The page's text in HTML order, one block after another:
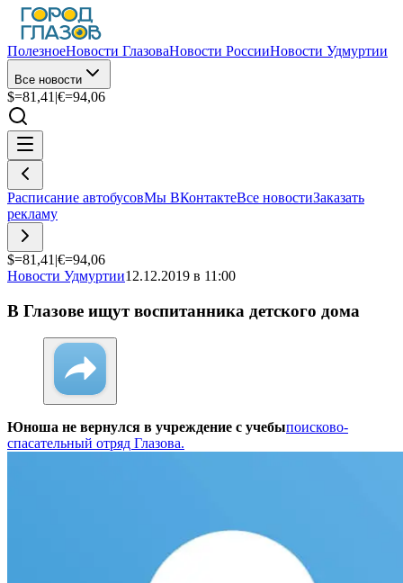
ПолезноеНовости ГлазоваНовости РоссииНовости Удмуртии
Все новости
$=81,41 |€=94,06
Расписание автобусовМы ВКонтактеВсе новостиЗаказать
рекламу
$=81,41 |€=94,06
Новости Удмуртии12.12.2019 в 11:00
В Глазове ищут воспитанника детского дома
Юноша не вернулся в учреждение с учебыпоисково-
спасательный отряд Глазова.